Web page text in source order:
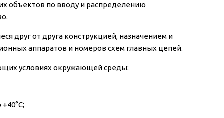
объектов по вводу и распределению
друг от друга конструкцией, назначением и
аппаратов и номеров схем главных цепей.
условиях окружающей среды: